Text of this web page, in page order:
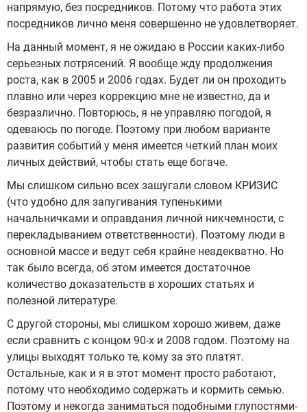
напрямую, без посредников. Потому что работа этих
посредников лично меня совершенно не удовлетворяет.
На данный момент, я не ожидаю в России каких-либо
серьезных потрясений. Я вообще жду продолжения
роста, как в 2005 и 2006 годах. Будет ли он проходить
плавно или через коррекцию мне не известно, да и
безразлично. Повторюсь, я не управляю погодой, я
одеваюсь по погоде. Поэтому при любом варианте
развития событий у меня имеется четкий план моих
личных действий, чтобы стать еще богаче.
Мы слишком сильно всех зашугали словом КРИЗИС
(что удобно для запугивания тупенькими
начальничками и оправдания личной никчемности, с
перекладыванием ответственности). Поэтому люди в
основной массе и ведут себя крайне неадекватно. Но
так было всегда, об этом имеется достаточное
количество доказательств в хороших статьях и
полезной литературе.
С другой стороны, мы слишком хорошо живем, даже
если сравнить с концом 90-х и 2008 годом. Поэтому на
улицы выходят только те, кому за это платят.
Остальные, как и я в этот момент просто работают,
потому что необходимо содержать и кормить семью.
Поэтому и некогда заниматься подобными глупостями-